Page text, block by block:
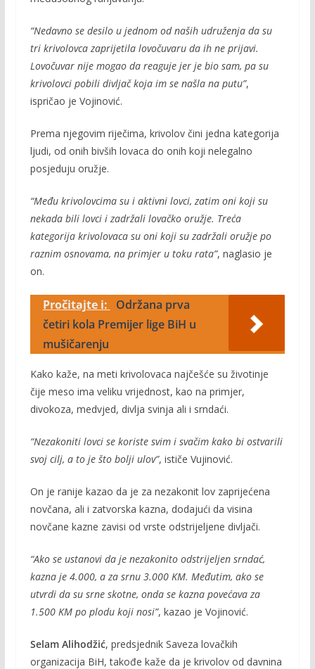
“Nedavno se desilo u jednom od naših udruženja da su
tri krivolovcazaprijetila lovočuvaru da ih ne prijavi.
Lovočuvar nije mogao da reaguje jer je bio sam, pa su
krivolovci pobili divljač koja im se našla na putu”,
ispričao je Vojinović.
Prema njegovim riječima, krivolov čini jedna kategorija
ljudi, od onih bivših lovaca do onih koji nelegalno
posjeduju oružje.
“Među krivolovcima su i aktivni lovci, zatim oni koji su
nekada bili lovci i zadržali lovačko oružje. Treća
kategorija krivolovaca su oni koji su zadržali oružje po
raznim osnovama, na primjer u toku rata”, naglasio je
on.
Pročitajte i:
Održana prva
četiri kola Premijer lige BiH u
mušičarenju
Kako kaže, na meti krivolovaca najčešće su životinje
čije meso ima veliku vrijednost, kao na primjer,
divokoza, medvjed, divlja svinja ali i srndaći.
“Nezakoniti lovci se koriste svim i svačim kako bi ostvarili
svoj cilj, a to je što bolji ulov”, ističe Vujinović.
On je ranije kazao da je za nezakonit lov zaprijećena
novčana, ali i zatvorska kazna, dodajući da visina
novčane kazne zavisi od vrste odstrijeljene divljači.
“Ako se ustanovi da je nezakonito odstrijeljen srndać,
kazna je 4.000, a za srnu 3.000 KM. Međutim, ako se
utvrdi da su srne skotne, onda se kazna povećava za
1.500 KM po plodu koji nosi”, kazao je Vojinović.
Selam Alihodžić, predsjednik Saveza lovačkih
organizacija BiH, takođe kaže da je krivolov od davnina